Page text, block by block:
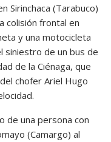
Sirinchaca (Tarabuco)
colisión frontal en
y una motocicleta
siniestro de un bus de
de la Ciénaga, que
chofer Ariel Hugo
de una persona con
(Camargo) al